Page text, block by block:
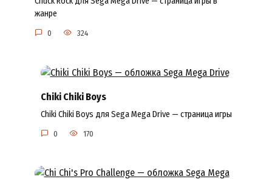
жанре
0 324
Chiki Chiki Boys
Chiki Chiki Boys для Sega Mega Drive — страница игры
0 170